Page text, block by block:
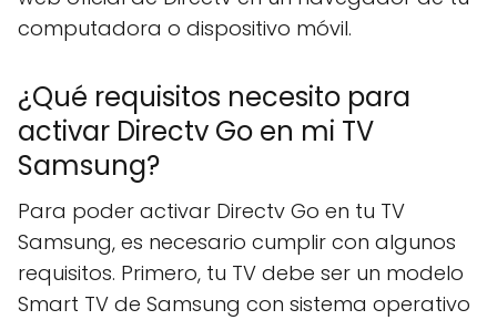
computadora o dispositivo móvil.
¿Qué requisitos necesito para
activar Directv Go en mi TV
Samsung?
Para poder activar Directv Go en tu TV
Samsung, es necesario cumplir con algunos
requisitos. Primero, tu TV debe ser un modelo
Smart TV de Samsung con sistema operativo